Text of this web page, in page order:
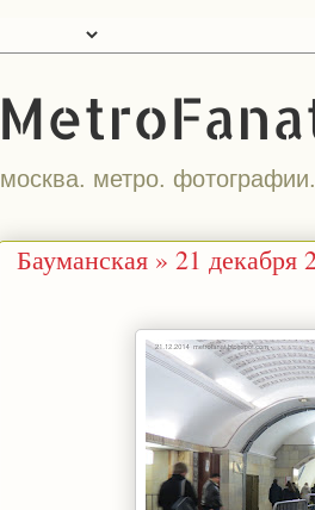
москва. метро.
Бауманская » 21 декабря